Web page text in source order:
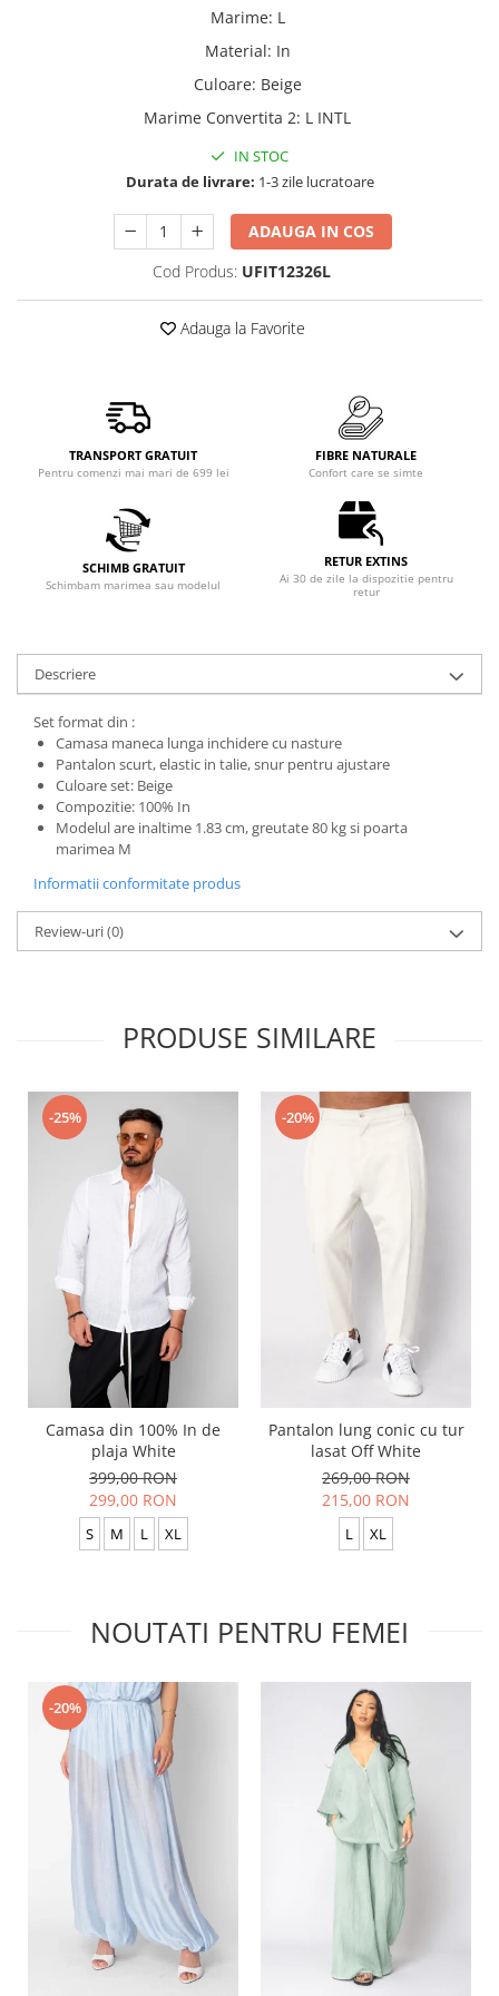
Marime: L
Material: In
Culoare: Beige
Marime Convertita 2: L INTL
IN STOC
Durata de livrare: 1-3 zile lucratoare
ADAUGA IN COS
Cod Produs: UFIT12326L
Adauga la Favorite
TRANSPORT GRATUIT
Pentru comenzi mai mari de 699 lei
FIBRE NATURALE
Confort care se simte
SCHIMB GRATUIT
Schimbam marimea sau modelul
RETUR EXTINS
Ai 30 de zile la dispozitie pentru
retur
Descriere
Set format din :
Camasa maneca lunga inchidere cu nasture
Pantalon scurt, elastic in talie, snur pentru ajustare
Culoare set: Beige
Compozitie: 100% In
Modelul are inaltime 1.83 cm, greutate 80 kg si poarta
marimea M
Informatii conformitate produs
Review-uri(0)
PRODUSE SIMILARE
-25%
Camasa din 100% In de
plaja White
399,00 RON
299,00 RON
S M L XL
-20%
Pantalon lung conic cu tur
lasat Off White
269,00 RON
215,00 RON
L XL
NOUTATI PENTRU FEMEI
-20%